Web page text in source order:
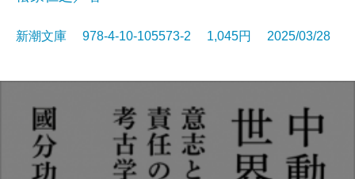
新潮文庫 978-4-10-105573-2 1,045円 2025/03/28